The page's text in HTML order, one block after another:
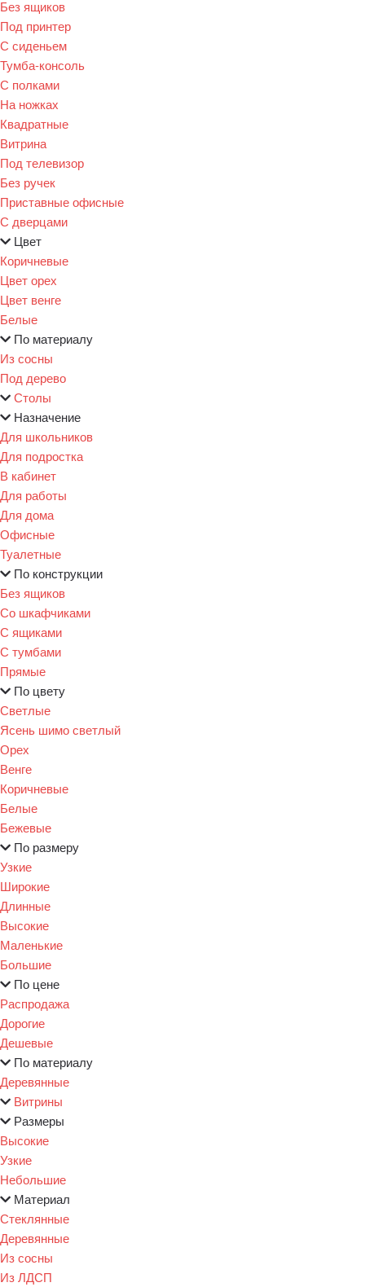
Без ящиков
Под принтер
С сиденьем
Тумба-консоль
С полками
На ножках
Квадратные
Витрина
Под телевизор
Без ручек
Приставные офисные
С дверцами
Цвет
Коричневые
Цвет орех
Цвет венге
Белые
По материалу
Из сосны
Под дерево
Столы
Назначение
Для школьников
Для подростка
В кабинет
Для работы
Для дома
Офисные
Туалетные
По конструкции
Без ящиков
Со шкафчиками
С ящиками
С тумбами
Прямые
По цвету
Светлые
Ясень шимо светлый
Орех
Венге
Коричневые
Белые
Бежевые
По размеру
Узкие
Широкие
Длинные
Высокие
Маленькие
Большие
По цене
Распродажа
Дорогие
Дешевые
По материалу
Деревянные
Витрины
Размеры
Высокие
Узкие
Небольшие
Материал
Стеклянные
Деревянные
Из сосны
Из ЛДСП